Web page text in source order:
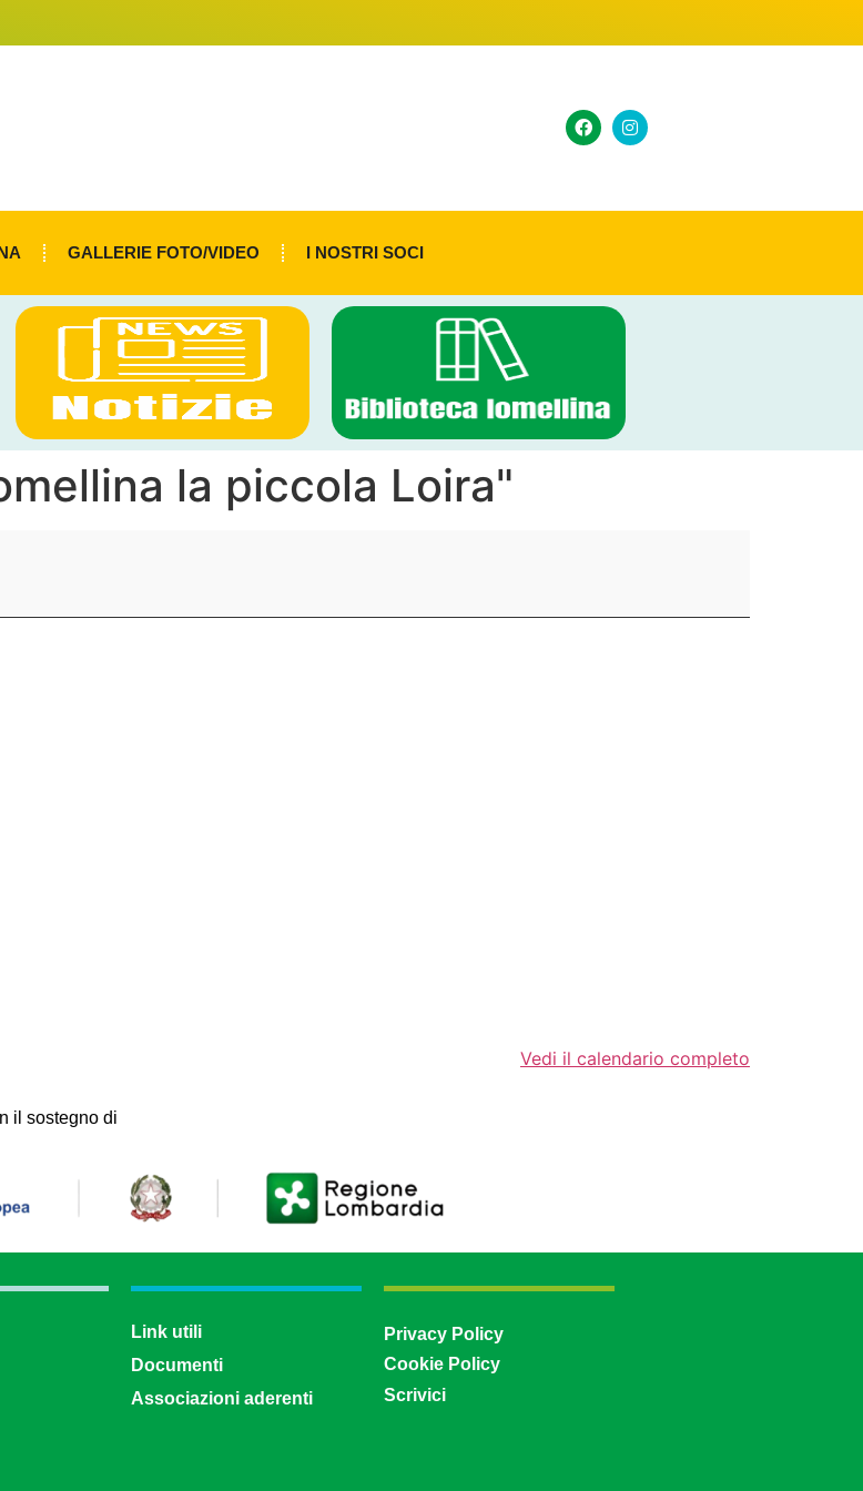
GALLERIE FOTO/VIDEO I NOSTRI SOCI
la piccola Loira"
Vedi il calendario completo
il sostegno di
Link utili
Documenti
Associazioni aderenti
Privacy Policy
Cookie Policy
Scrivici